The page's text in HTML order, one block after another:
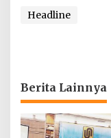
Headline
Berita Lainnya